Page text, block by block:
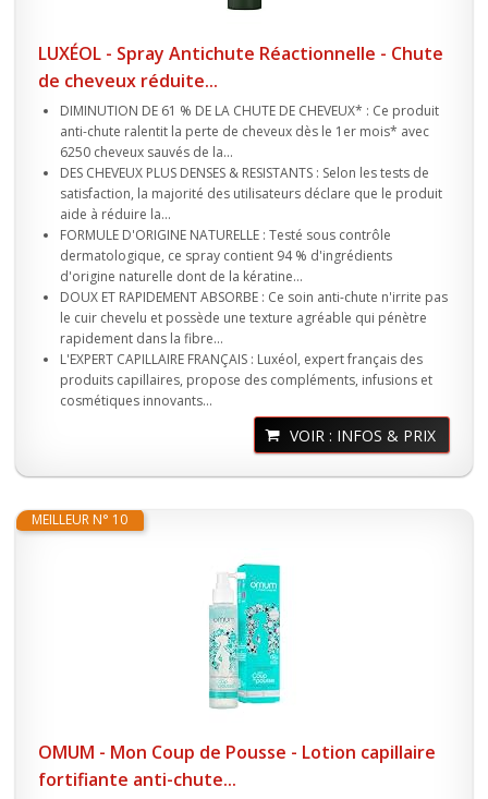
LUXÉOL - Spray Antichute Réactionnelle - Chute
de cheveux réduite...
DIMINUTION DE 61 % DE LA CHUTE DE CHEVEUX* : Ce produit
anti-chute ralentit la perte de cheveux dès le 1er mois* avec
6250 cheveux sauvés de la...
DES CHEVEUX PLUS DENSES & RESISTANTS : Selon les tests de
satisfaction, la majorité des utilisateurs déclare que le produit
aide à réduire la...
FORMULE D'ORIGINE NATURELLE : Testé sous contrôle
dermatologique, ce spray contient 94 % d'ingrédients
d'origine naturelle dont de la kératine...
DOUX ET RAPIDEMENT ABSORBE : Ce soin anti-chute n'irrite pas
le cuir chevelu et possède une texture agréable qui pénètre
rapidement dans la fibre...
L'EXPERT CAPILLAIRE FRANÇAIS : Luxéol, expert français des
produits capillaires, propose des compléments, infusions et
cosmétiques innovants...
VOIR : INFOS & PRIX
MEILLEUR N° 10
OMUM - Mon Coup de Pousse - Lotion capillaire
fortifiante anti-chute...